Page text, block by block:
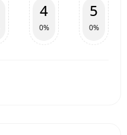
4
0%
5
0%